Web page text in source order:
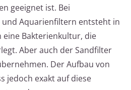
geeignet ist. Bei
Aquarienfiltern entsteht in
Bakterienkultur, die
Aber auch der Sandfilter
Der Aufbau von
jedoch exakt auf diese